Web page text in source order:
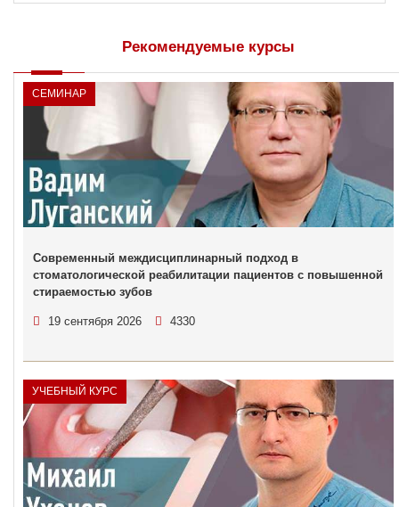
Рекомендуемые курсы
СЕМИНАР
Современный междисциплинарный подход в
стоматологической реабилитации пациентов с повышенной
стираемостью зубов
19 сентября 2026 4330
УЧЕБНЫЙ КУРС